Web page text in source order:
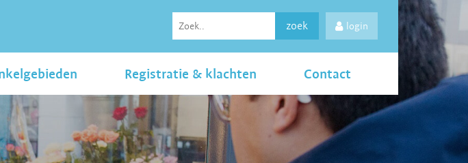
zoek login
Registratie & klachten Contact